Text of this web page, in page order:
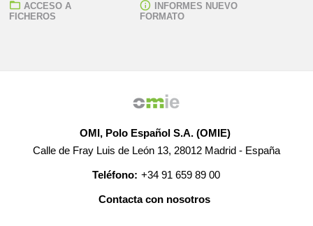
ACCESO A
FICHEROS
INFORMES NUEVO
FORMATO
OMI, Polo Español S.A. (OMIE)
Calle de Fray Luis de León 13, 28012 Madrid - España
Teléfono: +34 91 659 89 00
Contacta con nosotros